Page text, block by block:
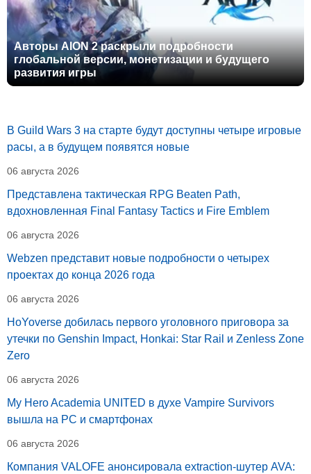
Авторы AION 2 раскрыли подробности
глобальной версии, монетизации и будущего
развития игры
В Guild Wars 3 на старте будут доступны четыре игровые
расы, а в будущем появятся новые
06 августа 2026
Представлена тактическая RPG Beaten Path,
вдохновленная Final Fantasy Tactics и Fire Emblem
06 августа 2026
Webzen представит новые подробности о четырех
проектах до конца 2026 года
06 августа 2026
HoYoverse добилась первого уголовного приговора за
утечки по Genshin Impact, Honkai: Star Rail и Zenless Zone
Zero
06 августа 2026
My Hero Academia UNITED в духе Vampire Survivors
вышла на PC и смартфонах
06 августа 2026
Компания VALOFE анонсировала extraction-шутер AVA: